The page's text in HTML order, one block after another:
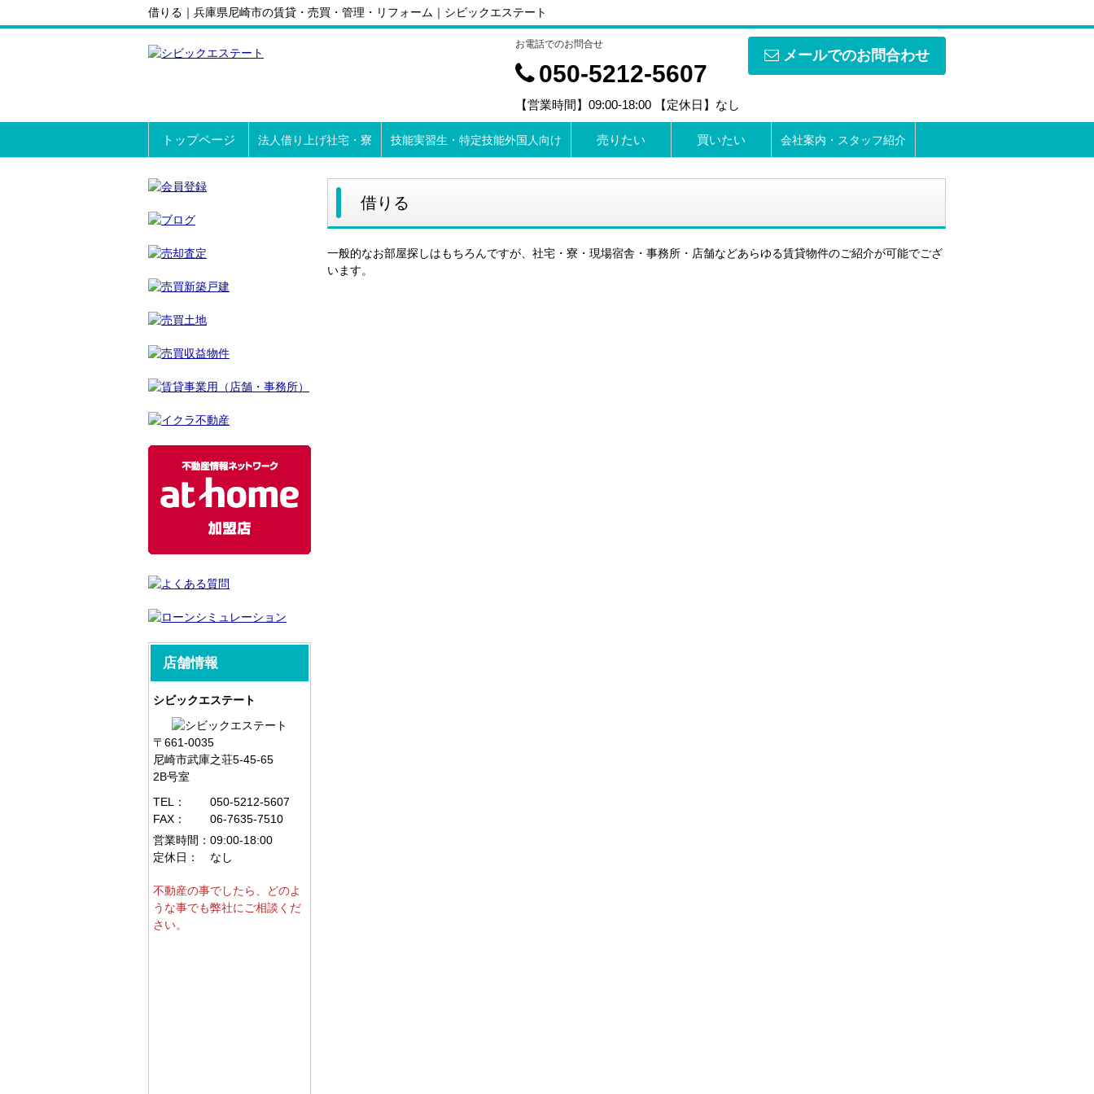
借りる｜兵庫県尼崎市の賃貸・売買・管理・リフォーム｜シビックエステート
メールでのお問合わせ
お電話でのお問合せ
050-5212-5607
【営業時間】09:00-18:00 【定休日】なし
トップページ 法人借り上げ社宅・寮 技能実習生・特定技能外国人向け 売りたい 買いたい 会社案内・スタッフ紹介
店舗情報
シビックエステート
〒661-0035
尼崎市武庫之荘5-45-65
2B号室
TEL：
050-5212-5607
FAX：
06-7635-7510
営業時間： 09:00-18:00
定休日：
なし
不動産の事でしたら、どのよ
うな事でも弊社にご相談くだ
さい。
借りる
一般的なお部屋探しはもちろんですが、社宅・寮・現場宿舎・事務所・店舗などあらゆる賃貸物件のご紹介が可能でござ
います。